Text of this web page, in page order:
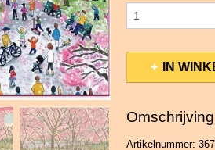
IN
Omschrijving
Artikelnummer: